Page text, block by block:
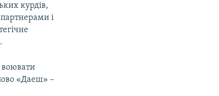
курдів,
і
воювати
«Даеш» –